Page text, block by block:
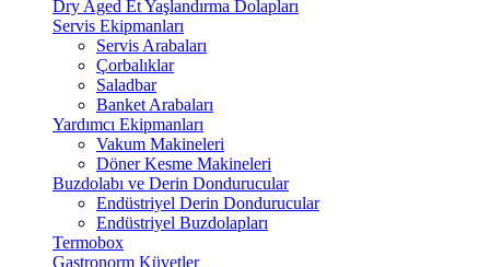
Dry Aged Et Yaşlandırma Dolapları
Servis Ekipmanları
Servis Arabaları
Çorbalıklar
Saladbar
Banket Arabaları
Yardımcı Ekipmanları
Vakum Makineleri
Döner Kesme Makineleri
Buzdolabı ve Derin Dondurucular
Endüstriyel Derin Dondurucular
Endüstriyel Buzdolapları
Termobox
Gastronorm Küvetler